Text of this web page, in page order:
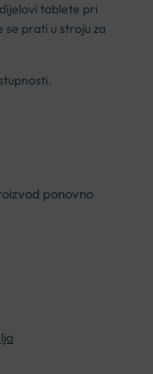
tablete pri
se prati u stroju za